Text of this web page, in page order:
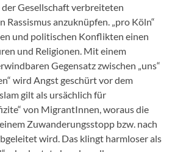
Gesellschaft verbreiteten
Rassismus anzuknüpfen. „pro Köln“
und politischen Konflikten einen
und Religionen. Mit einem
Gegensatz zwischen „uns“
wird Angst geschürt vor dem
gilt als ursächlich für
von MigrantInnen, woraus die
Zuwanderungsstopp bzw. nach
wird. Das klingt harmloser als